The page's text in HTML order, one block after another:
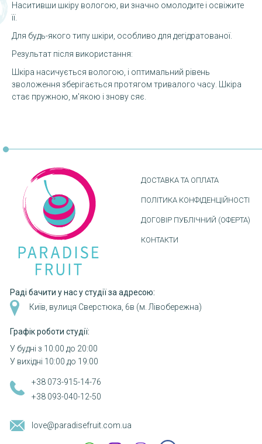
Наситивши шкіру вологою, ви значно омолодите і освіжите
її.
Для будь-якого типу шкіри, особливо для дегідратованої.
Результат після використання:
Шкіра насичується вологою, і оптимальний рівень
зволоження зберігається протягом тривалого часу. Шкіра
стає пружною, м'якою і знову сяє.
ДОСТАВКА ТА ОПЛАТА
ПОЛІТИКА КОНФІДЕНЦІЙНОСТІ
ДОГОВІР ПУБЛІЧНИЙ (ОФЕРТА)
КОНТАКТИ
Раді бачити у нас у студії за адресою:
Київ, вулиця Сверстюка, 6в (м. Лівобережна)
Графік роботи студії:
У будні з 10:00 до 20:00
У вихідні 10:00 до 19:00
+38 073-915-14-76
+38 093-040-12-50
love@paradisefruit.com.ua